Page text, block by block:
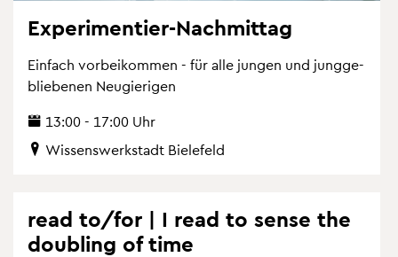
Ex­pe­ri­men­tier-Nach­mit­tag
Ein­fach vor­bei­kom­men - für alle jun­gen und jung­ge­
blie­be­nen Neu­gie­ri­gen
13:00 - 17:00 Uhr
Wis­sens­werk­stadt Bie­le­feld
read to/for | I read to sense the
dou­bling of time